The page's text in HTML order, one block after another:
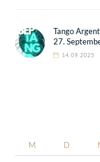
Tango
27.
14.09.2025
M D